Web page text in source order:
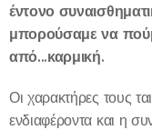
έντονο
μπορούσαμε να
από...καρμική.
Οι χαρακτήρες τους
ενδιαφέροντα και η